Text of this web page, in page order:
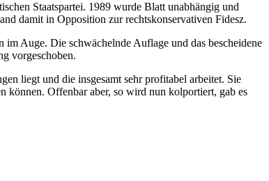
Staatspartei. 1989 wurde Blatt unabhängig und
damit in Opposition zur rechtskonservativen Fidesz.
Auge. Die schwächelnde Auflage und das bescheidene
vorgeschoben.
liegt und die insgesamt sehr profitabel arbeitet. Sie
können. Offenbar aber, so wird nun kolportiert, gab es